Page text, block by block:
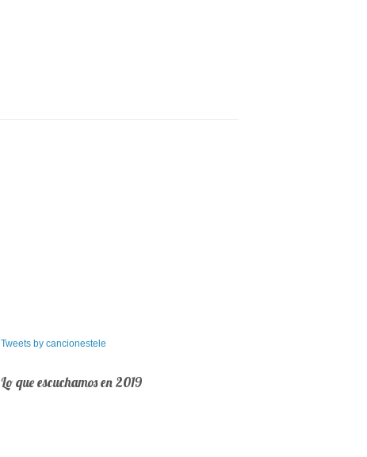
Tweets by cancionestele
Lo que escuchamos en 2019